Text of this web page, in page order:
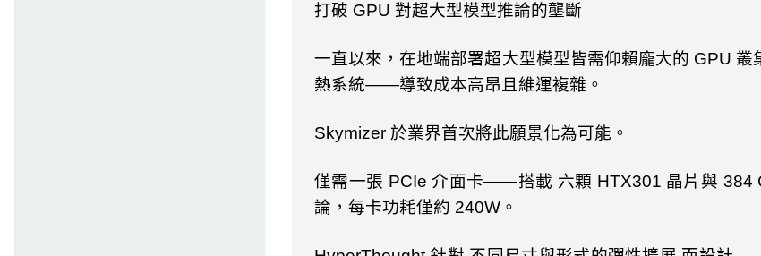
打破 GPU 對超大型模型推論的壟斷
一直以來，在地端部署超大型模型皆需仰賴龐大的 GPU 叢
熱系統——導致成本高昂且維運複雜。
Skymizer 於業界首次將此願景化為可能。
僅需一張 PCIe介面卡——搭載 六顆 HTX301 晶片與 384
論，每卡功耗僅約 240W 。